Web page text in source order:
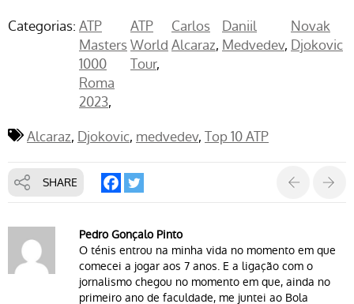
Categorias: ATP
Masters
1000
Roma
2023
ATP
World
Tour
Carlos
Alcaraz
Daniil
Medvedev
Novak
Djokovic
Alcaraz Djokovic medvedev Top 10 ATP
SHARE
Pedro Gonçalo Pinto
O ténis entrou na minha vida no momento em que
comecei a jogar aos 7 anos. E a ligação com o
jornalismo chegou no momento em que, ainda no
primeiro ano de faculdade, me juntei ao Bola